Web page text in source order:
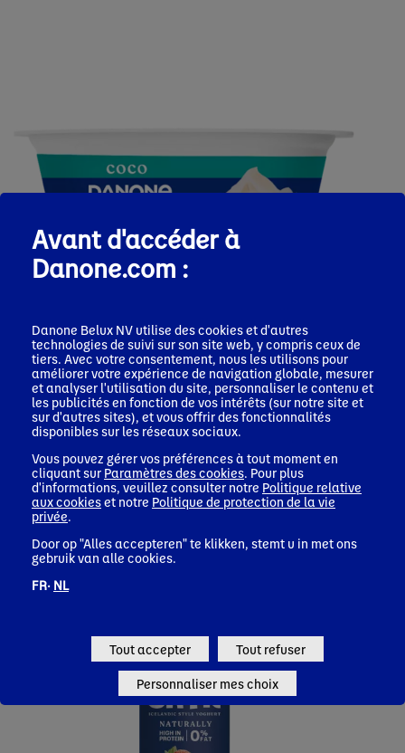
Avant d'accéder à
Danone.com :
Danone Belux NV utilise des cookies et d'autres
technologies de suivi sur son site web, y compris ceux de
tiers. Avec votre consentement, nous les utilisons pour
améliorer votre expérience de navigation globale, mesurer
et analyser l'utilisation du site, personnaliser le contenu et
les publicités en fonction de vos intérêts (sur notre site et
sur d'autres sites), et vous offrir des fonctionnalités
disponibles sur les réseaux sociaux.
Vous pouvez gérer vos préférences à tout moment en
cliquant sur Paramètres des cookies . Pour plus
d'informations, veuillez consulter notre Politique relative
aux cookieset notre Politique de protection de la vie
privée
Door op "Alles accepteren" te klikken, stemt u in met ons
gebruik van alle cookies.
FR· NL
Tout accepter Tout refuser
Personnaliser mes choix